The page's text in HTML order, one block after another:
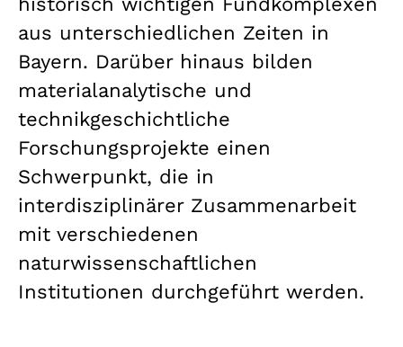
aus unterschiedlichen Zeiten in
Bayern. Darüber hinaus bilden
materialanalytische und
technikgeschichtliche
Forschungsprojekte einen
Schwerpunkt, die in
interdisziplinärer Zusammenarbeit
mit verschiedenen
naturwissenschaftlichen
Institutionen durchgeführt werden.